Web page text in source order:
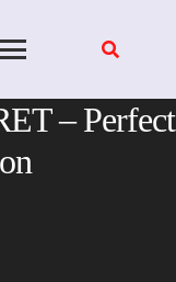
– Perfect